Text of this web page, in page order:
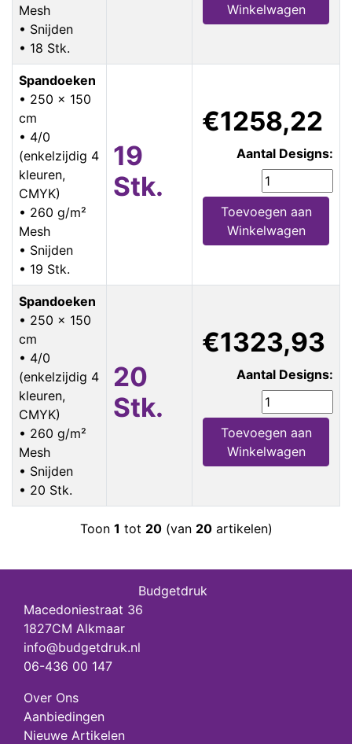
Mesh
• Snijden
• 18 Stk.
Winkelwagen
Spandoeken
• 250 x 150
cm
• 4/0
(enkelzijdig 4
kleuren,
CMYK)
• 260 g/m²
Mesh
• Snijden
• 19 Stk.
19
Stk.
€1258,22
Aantal Designs:
Toevoegen aan
Winkelwagen
Spandoeken
• 250 x 150
cm
• 4/0
(enkelzijdig 4
kleuren,
CMYK)
• 260 g/m²
Mesh
• Snijden
• 20 Stk.
20
Stk.
€1323,93
Aantal Designs:
Toevoegen aan
Winkelwagen
Toon 1 tot 20(van 20artikelen)
Budgetdruk
Macedoniestraat 36
1827CM Alkmaar
info@budgetdruk.nl
06-436 00 147
Over Ons
Aanbiedingen
Nieuwe Artikelen